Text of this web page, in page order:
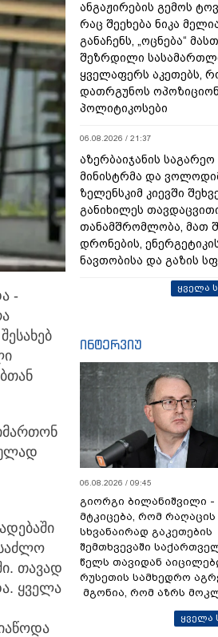
-
თავად
ყველა
ანგაჟირების გემოს
რაც შეეხება ნიკა
განაჩენს, „ოცნება“
შეზრდილი
ყველაფერს აკეთებს,
დათრგუნოს
პოლიტიკოსები
06.08.2026 / 21:37
აზერბაიჯანის საგარეო
მინისტრმა და
ზელენსკიმ კიევში
განიხილეს
თანამშრომლობა, მათ
დრონების,
ნავთობისა და გაზის
ყველა
ინტერვიუ
06.08.2026 / 09:45
გიორგი ბილანიშვილი -
მტკიცება, რომ რაღაცის
სხვანაირად გაკეთების
შემთხვევაში
წელს თავიდან
რუსეთის სამხედრო
მგონია, რომ აზრს
ყველა